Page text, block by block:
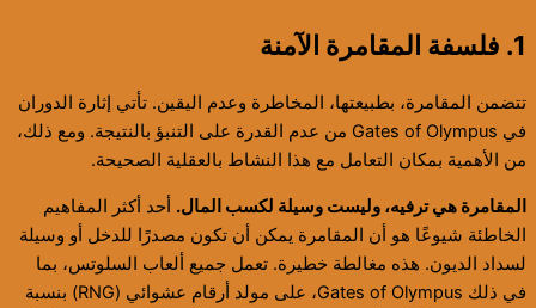
1. فلسفة المقامرة الآمنة
تتضمن المقامرة، بطبيعتها، المخاطرة وعدم اليقين. تأتي إثارة الدوران
في Gates of Olympus من عدم القدرة على التنبؤ بالنتيجة. ومع ذلك،
من الأهمية بمكان التعامل مع هذا النشاط بالعقلية الصحيحة.
المقامرة هي ترفيه، وليست وسيلة لكسب المال. أحد أكثر المفاهيم
الخاطئة شيوعًا هو أن المقامرة يمكن أن تكون مصدرًا للدخل أو وسيلة
لسداد الديون. هذه مغالطة خطيرة. تعمل جميع ألعاب السلوتس، بما
في ذلك Gates of Olympus، على مولد أرقام عشوائي (RNG) بنسبة